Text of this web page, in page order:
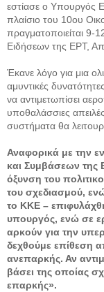
εστίασε ο Υπουργός
πλαίσιο του 10ου
πραγματοποιείται 9-
Ειδήσεων της ΕΡΤ,
Έκανε λόγο για μια
αμυντικές
να αντιμετωπίσει
υποθαλάσσιες
συστήματα θα
Αναφορικά με την
και Συμβάσεων της
όξυνση του
του σχεδιασμού,
το ΚΚΕ –
υπουργός, ενώ σε
αρκούν για την
δεχθούμε επίθεση
ανεπαρκής. Αν
βάσει της οποίας
επαρκής».